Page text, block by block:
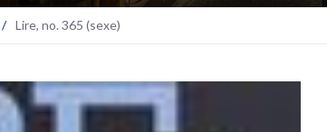
/ Lire, no. 365 (sexe)